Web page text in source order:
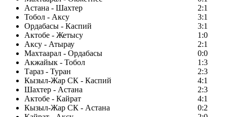
Астана - Шахтер
2:1
Тобол - Аксу
3:1
Ордабасы - Каспий
3:1
Актобе - Жетысу
1:0
Аксу - Атырау
2:1
Махтаарал - Ордабасы
0:0
Акжайык - Тобол
1:3
Тараз - Туран
2:3
Кызыл-Жар СК - Каспий
4:1
Шахтер - Астана
2:3
Актобе - Кайрат
4:1
Кызыл-Жар СК - Астана
0:2